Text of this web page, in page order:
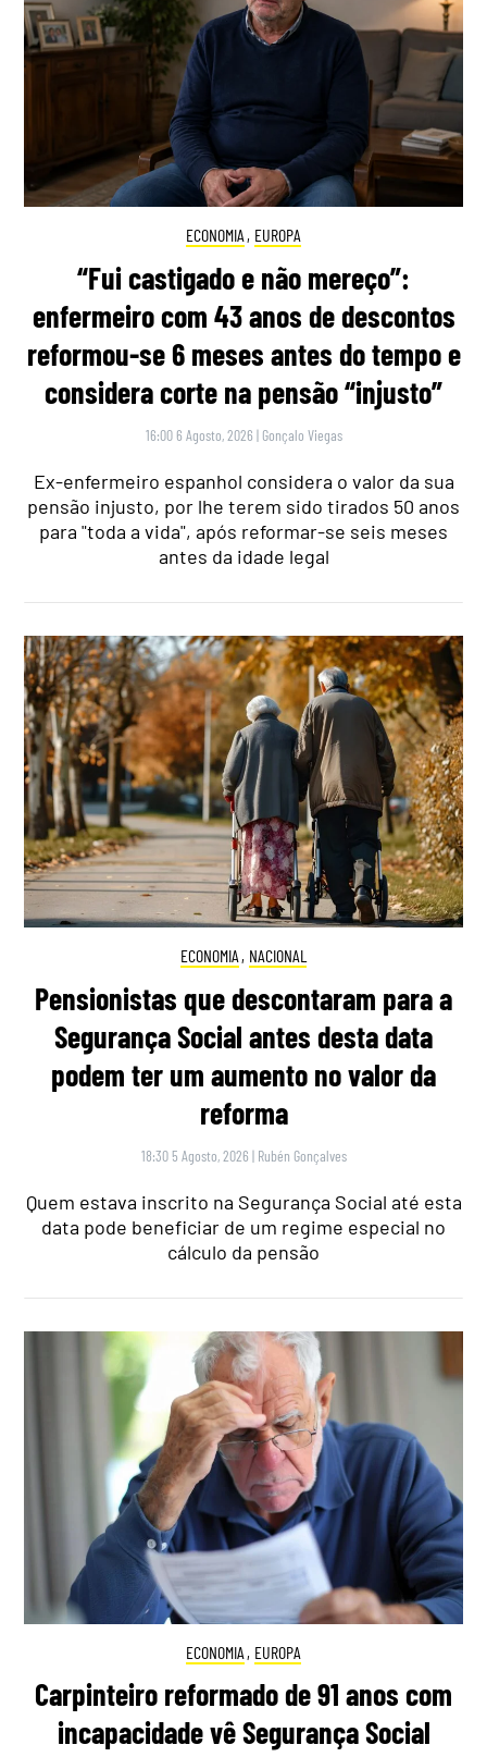
ECONOMIA , EUROPA
“Fui castigado e não mereço”:
enfermeiro com 43 anos de descontos
reformou-se 6 meses antes do tempo e
considera corte na pensão “injusto”
16:00 6 Agosto, 2026 | Gonçalo Viegas
Ex-enfermeiro espanhol considera o valor da sua
pensão injusto, por lhe terem sido tirados 50 anos
para "toda a vida", após reformar-se seis meses
antes da idade legal
ECONOMIA , NACIONAL
Pensionistas que descontaram para a
Segurança Social antes desta data
podem ter um aumento no valor da
reforma
18:30 5 Agosto, 2026 | Rubén Gonçalves
Quem estava inscrito na Segurança Social até esta
data pode beneficiar de um regime especial no
cálculo da pensão
ECONOMIA , EUROPA
Carpinteiro reformado de 91 anos com
incapacidade vê Segurança Social